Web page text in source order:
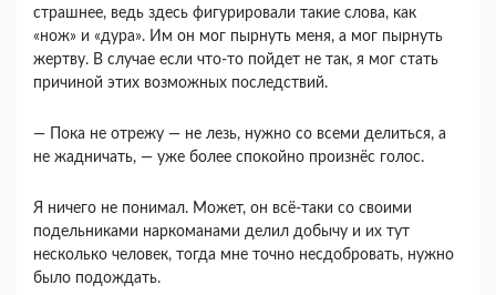
страшнее, ведь здесь фигурировали такие слова, как
«нож» и «дура». Им он мог пырнуть меня, а мог пырнуть
жертву. В случае если что-то пойдет не так, я мог стать
причиной этих возможных последствий.
― Пока не отрежу ― не лезь, нужно со всеми делиться, а
не жадничать, ― уже более спокойно произнёс голос.
Я ничего не понимал. Может, он всё-таки со своими
подельниками наркоманами делил добычу и их тут
несколько человек, тогда мне точно несдобровать, нужно
было подождать.